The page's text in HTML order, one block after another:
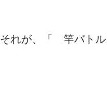
それが、「　竿バト